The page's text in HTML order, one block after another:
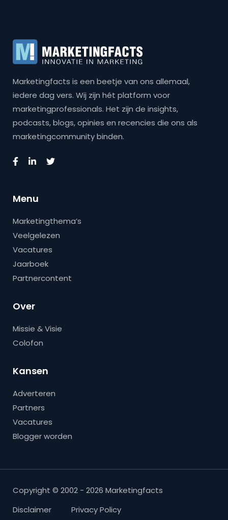
Marketingfacts is een beetje van ons allemaal,
iedere dag vers. Wij zijn hét platform voor
marketingprofessionals. Het zijn de insights,
podcasts, blogs, opinies en recencies die ons als
marketingcommunity binden.
Menu
Marketingthema’s
Veelgelezen
Vacatures
Jaarboek
Partnercontent
Over
Missie & Visie
Colofon
Kansen
Adverteren
Partners
Vacatures
Blogger worden
Copyright © 2002 - 2026 Marketingfacts
Disclaimer
Privacy Policy